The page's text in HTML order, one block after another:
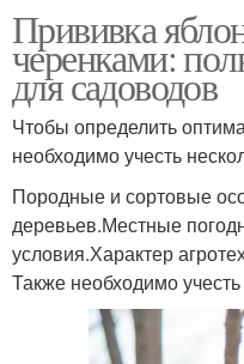
Прививка
черенками:
для садоводов
Чтобы определить
необходимо учесть
Породные и сортовые
деревьев.Местные
условия.Характер
Также необходимо